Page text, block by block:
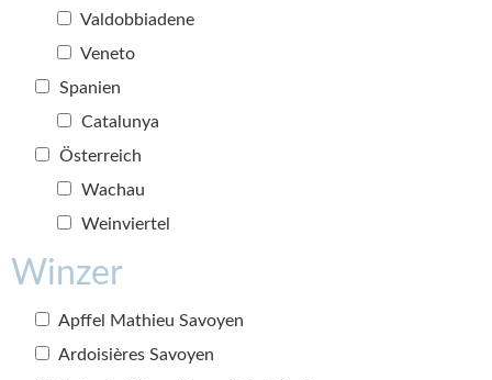
Valdobbiadene
Veneto
Spanien
Catalunya
Österreich
Wachau
Weinviertel
Winzer
Apffel Mathieu Savoyen
Ardoisières Savoyen